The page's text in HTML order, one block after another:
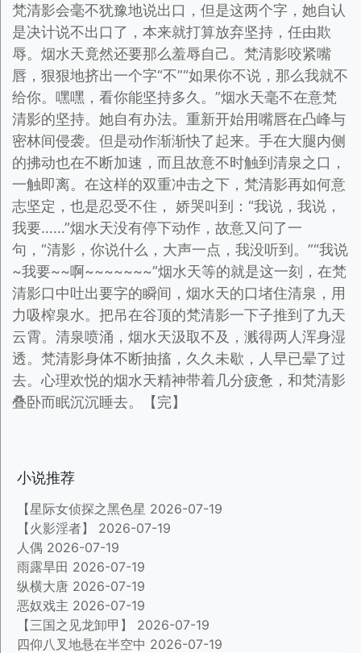
梵清影会毫不犹豫地说出口，但是这两个字，她自认
是决计说不出口了，本来就打算放弃坚持，任由欺
辱。烟水天竟然还要那么羞辱自己。梵清影咬紧嘴
唇，狠狠地挤出一个字“不”“如果你不说，那么我就不
给你。嘿嘿，看你能坚持多久。”烟水天毫不在意梵
清影的坚持。她自有办法。重新开始用嘴唇在凸峰与
密林间侵袭。但是动作渐渐快了起来。手在大腿内侧
的拂动也在不断加速，而且故意不时触到清泉之口，
一触即离。在这样的双重冲击之下，梵清影再如何意
志坚定，也是忍受不住， 娇哭叫到：“我说，我说，
我要……”烟水天没有停下动作，故意又问了一
句，“清影，你说什么，大声一点，我没听到。”“我说
~我要~~啊~~~~~~~”烟水天等的就是这一刻，在梵
清影口中吐出要字的瞬间，烟水天的口堵住清泉，用
力吸榨泉水。把吊在谷顶的梵清影一下子推到了九天
云霄。清泉喷涌，烟水天汲取不及，溅得两人浑身湿
透。梵清影身体不断抽搐，久久未歇，人早已晕了过
去。心理欢悦的烟水天精神带着几分疲惫，和梵清影
叠卧而眠沉沉睡去。【完】
小说推荐
【星际女侦探之黑色星 2026-07-19
【火影淫者】
2026-07-19
人偶 2026-07-19
雨露旱田 2026-07-19
纵横大唐 2026-07-19
恶奴戏主 2026-07-19
【三国之见龙卸甲】
2026-07-19
四仰八叉地悬在半空中 2026-07-19